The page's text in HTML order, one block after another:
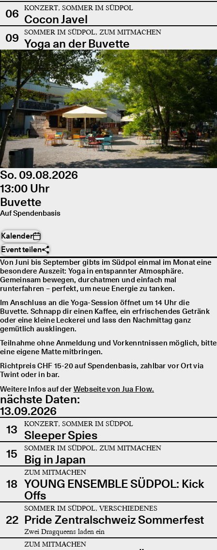
06 KONZERT, SOMMER IM SÜDPOL
Cocon Javel
09
SOMMER IM SÜDPOL, ZUM MITMACHEN
Yoga an der Buvette
So. 09.08.2026
13:00 Uhr
Buvette
Auf Spendenbasis
Kalender
Event teilen
Von Juni bis September gibts im Südpol einmal im Monat eine
besondere Auszeit: Yoga in entspannter Atmosphäre.
Gemeinsam bewegen, durchatmen und einfach mal
runterfahren – perfekt, um neue Energie zu tanken.
Im Anschluss an die Yoga-Session öffnet um 14 Uhr die
Buvette. Schnapp dir einen Kaffee, ein erfrischendes Getränk
oder eine kleine Leckerei und lass den Nachmittag ganz
gemütlich ausklingen.
Teilnahme ohne Anmeldung und Vorkenntnissen möglich, bitte
eine eigene Matte mitbringen.
Richtpreis CHF 15-20 auf Spendenbasis, zahlbar vor Ort via
Twint oder in bar.
Weitere Infos auf der Webseite von Jua Flow.
nächste Daten:
13.09.2026
13
KONZERT, SOMMER IM SÜDPOL
Sleeper Spies
15
SOMMER IM SÜDPOL, ZUM MITMACHEN
Big in Japan
18
ZUM MITMACHEN
YOUNG ENSEMBLE SÜDPOL: Kick
Offs
22
SOMMER IM SÜDPOL, VERSCHIEDENES
Pride Zentralschweiz Sommerfest
Zwei Dragqueens laden ein
ZUM MITMACHEN